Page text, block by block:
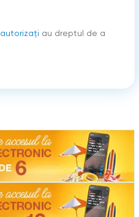
autorizați au dreptul de a